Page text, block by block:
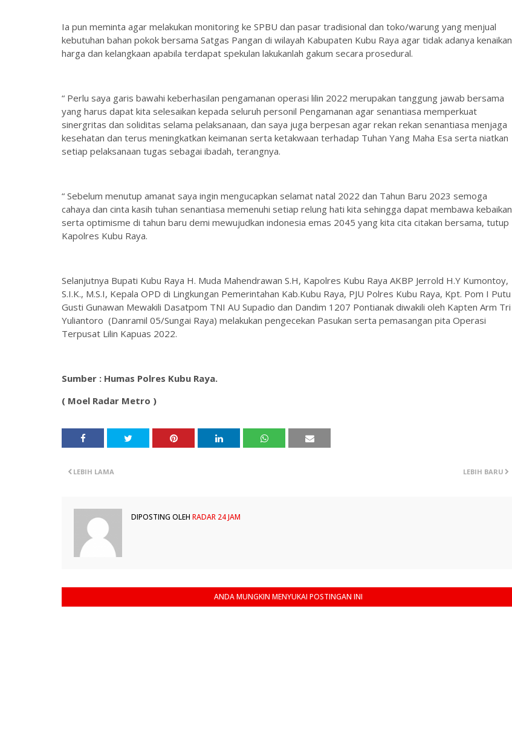
Ia pun meminta agar melakukan monitoring ke SPBU dan pasar tradisional dan toko/warung yang menjual
kebutuhan bahan pokok bersama Satgas Pangan di wilayah Kabupaten Kubu Raya agar tidak adanya kenaikan
harga dan kelangkaan apabila terdapat spekulan lakukanlah gakum secara prosedural.
“ Perlu saya garis bawahi keberhasilan pengamanan operasi lilin 2022 merupakan tanggung jawab bersama
yang harus dapat kita selesaikan kepada seluruh personil Pengamanan agar senantiasa memperkuat
sinergritas dan soliditas selama pelaksanaan, dan saya juga berpesan agar rekan rekan senantiasa menjaga
kesehatan dan terus meningkatkan keimanan serta ketakwaan terhadap Tuhan Yang Maha Esa serta niatkan
setiap pelaksanaan tugas sebagai ibadah, terangnya.
“ Sebelum menutup amanat saya ingin mengucapkan selamat natal 2022 dan Tahun Baru 2023 semoga
cahaya dan cinta kasih tuhan senantiasa memenuhi setiap relung hati kita sehingga dapat membawa kebaikan
serta optimisme di tahun baru demi mewujudkan indonesia emas 2045 yang kita cita citakan bersama, tutup
Kapolres Kubu Raya.
Selanjutnya Bupati Kubu Raya H. Muda Mahendrawan S.H, Kapolres Kubu Raya AKBP Jerrold H.Y Kumontoy,
S.I.K., M.S.I, Kepala OPD di Lingkungan Pemerintahan Kab.Kubu Raya, PJU Polres Kubu Raya, Kpt. Pom I Putu
Gusti Gunawan Mewakili Dasatpom TNI AU Supadio dan Dandim 1207 Pontianak diwakili oleh Kapten Arm Tri
Yuliantoro (Danramil 05/Sungai Raya) melakukan pengecekan Pasukan serta pemasangan pita Operasi
Terpusat Lilin Kapuas 2022.
Sumber : Humas Polres Kubu Raya.
( Moel Radar Metro )
LEBIH BARU
LEBIH LAMA
DIPOSTING OLEH RADAR 24 JAM
ANDA MUNGKIN MENYUKAI POSTINGAN INI